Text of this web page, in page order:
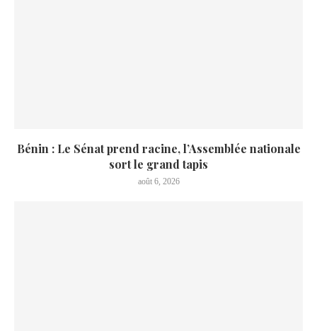
Bénin : Le Sénat prend racine, l’Assemblée nationale
sort le grand tapis
août 6, 2026